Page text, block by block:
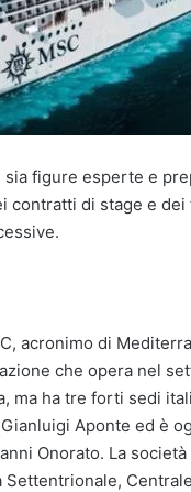
sia figure esperte e
contratti di stage e
acronimo di
che opera nel
ma ha tre forti sedi
Aponte ed è
Onorato. La